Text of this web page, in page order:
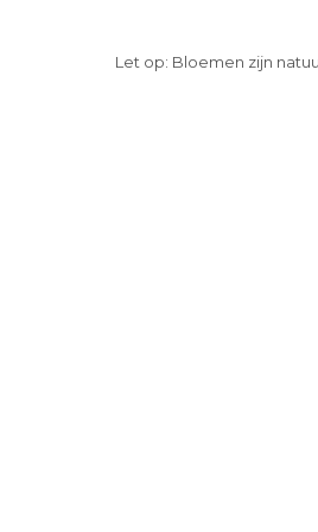
Let op: Bloemen zijn